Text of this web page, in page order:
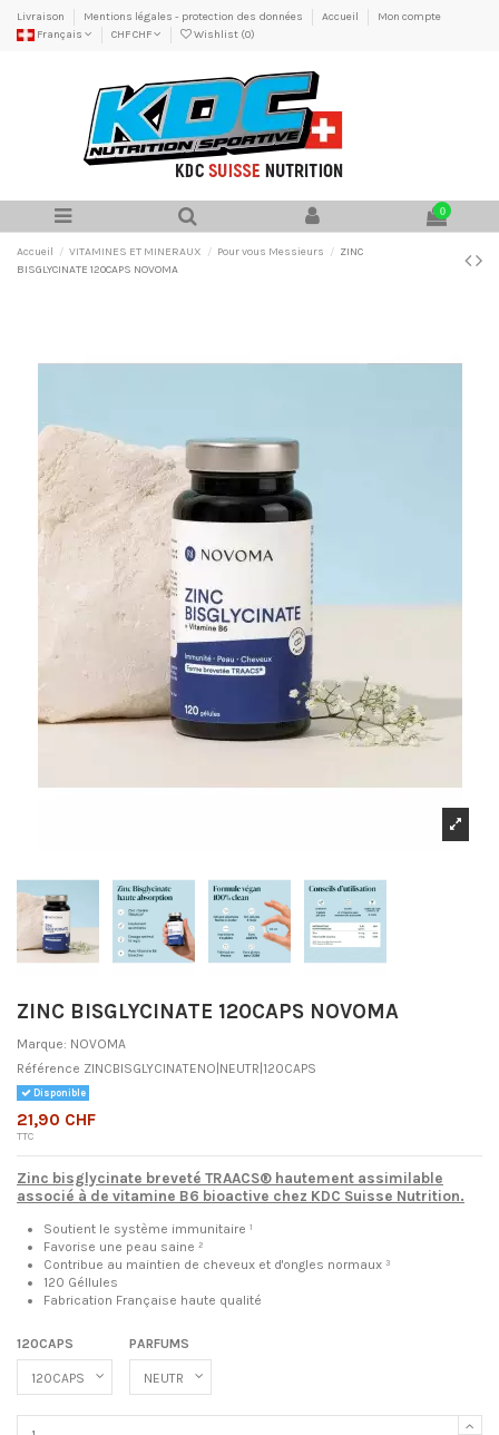
Livraison Mentions légales - protection des données Accueil
Mon compte
Français
CHF CHF Wishlist (0)
0
Accueil VITAMINES ET MINERAUX Pour vous Messieurs
ZINC
BISGLYCINATE 120CAPS NOVOMA
ZINC BISGLYCINATE 120CAPS NOVOMA
Marque: NOVOMA
Référence ZINCBISGLYCINATENO|NEUTR|120CAPS
Disponible
21,90 CHF
TTC
Zinc bisglycinate breveté TRAACS® hautement assimilable
associé à de vitamine B6 bioactive chez KDC Suisse Nutrition.
Soutient le système immunitaire ¹
Favorise une peau saine ²
Contribue au maintien de cheveux et d'ongles normaux ³
120 Géllules
Fabrication Française haute qualité
120CAPS PARFUMS